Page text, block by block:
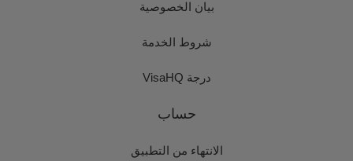
بيان الخصوصية
شروط الخدمة
درجة VisaHQ
حساب
الانتهاء من التطبيق